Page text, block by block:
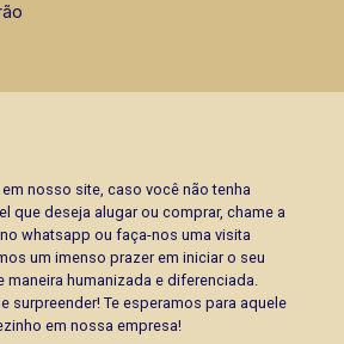
nosso site, caso você não tenha
que deseja alugar ou comprar, chame a
whatsapp ou faça-nos uma visita
um imenso prazer em iniciar o seu
maneira humanizada e diferenciada.
surpreender! Te esperamos para aquele
em nossa empresa!